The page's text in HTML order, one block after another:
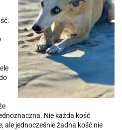
Nie każda kość
ale jednocześnie żadna kość nie